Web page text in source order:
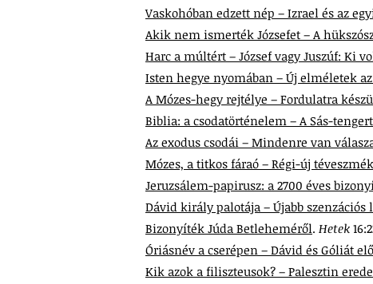
Vaskohóban edzett nép – Izrael és az
Akik nem ismerték Józsefet – A
Harc a múltért – József vagy Juszúf: Ki
Isten hegye nyomában – Új elméletek
A Mózes-hegy rejtélye – Fordulatra
Biblia: a csodatörténelem – A Sás-
Az exodus csodái – Mindenre van
Mózes, a titkos fáraó – Régi-új
Jeruzsálem-papirusz: a 2700 éves
Dávid király palotája – Újabb
Bizonyíték Júda Betleheméről. Hetek
Óriásnév a cserépen – Dávid és Góliát
Kik azok a filiszteusok? – Palesztin